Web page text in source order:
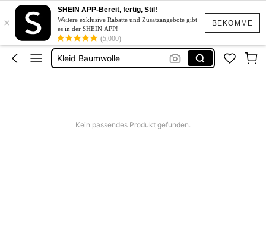
BEKOMME
×
SHEIN APP-Bereit, fertig, Stil!
Weitere exklusive Rabatte und Zusatzangebote gibt
es in der SHEIN APP!
(5,000)
Kleid Weiß Sommer
Kurze Kleider Sommer
Bikini
Kleid Baumwolle
Kein passendes Produkt gefunden.